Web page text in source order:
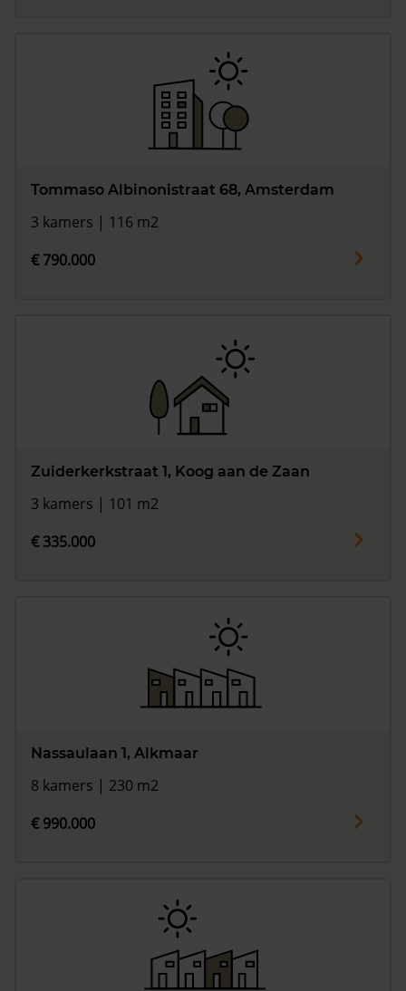
Tommaso Albinonistraat 68, Amsterdam
3 kamers | 116 m2
€ 790.000
Zuiderkerkstraat 1, Koog aan de Zaan
3 kamers | 101 m2
€ 335.000
Nassaulaan 1, Alkmaar
8 kamers | 230 m2
€ 990.000